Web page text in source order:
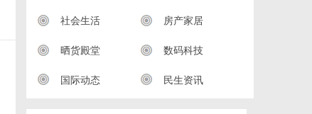
社会生活 房产家居
晒货殿堂 数码科技
国际动态 民生资讯